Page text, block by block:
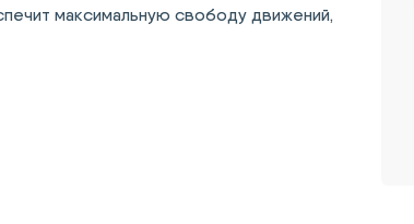
максимальную свободу движений,